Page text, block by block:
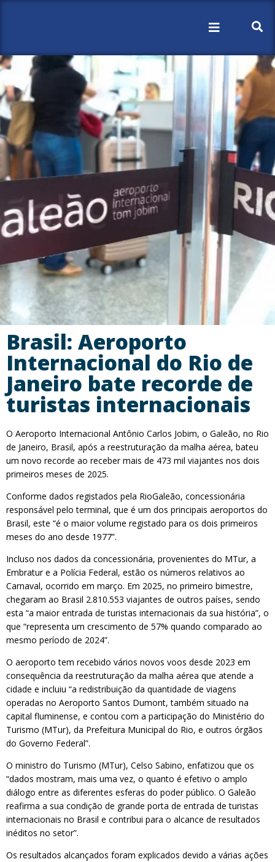
Brasil: Aeroporto
Internacional do Rio de
Janeiro bate recorde de
turistas internacionais
O Aeroporto Internacional Antônio Carlos Jobim, o Galeão, no Rio
de Janeiro, Brasil, após a reestruturação da malha aérea, bateu
um novo recorde ao receber mais de 473 mil viajantes nos dois
primeiros meses de 2025.
Conforme dados registados pela RioGaleão, concessionária
responsável pelo terminal, que é um dos principais aeroportos do
Brasil, este “é o maior volume registado para os dois primeiros
meses do ano desde 1977”.
Incluso nos dados da concessionária, provenientes do MTur, a
Embratur e a Polícia Federal, estão os números relativos ao
Carnaval, ocorrido em março. Em 2025, no primeiro bimestre,
chegaram ao Brasil 2.810.553 viajantes de outros países, sendo
esta “a maior entrada de turistas internacionais da sua história”, o
que “representa um crescimento de 57% quando comparado ao
mesmo período de 2024”.
O aeroporto tem recebido vários novos voos desde 2023 em
consequência da reestruturação da malha aérea que atende a
cidade e incluiu “a redistribuição da quantidade de viagens
operadas no Aeroporto Santos Dumont, também situado na
capital fluminense, e contou com a participação do Ministério do
Turismo (MTur), da Prefeitura Municipal do Rio, e outros órgãos
do Governo Federal”.
O ministro do Turismo (MTur), Celso Sabino, enfatizou que os
“dados mostram, mais uma vez, o quanto é efetivo o amplo
diálogo entre as diferentes esferas do poder público. O Galeão
reafirma a sua condição de grande porta de entrada de turistas
internacionais no Brasil e contribui para o alcance de resultados
inéditos no setor”.
Os resultados alcançados foram explicados devido a várias ações